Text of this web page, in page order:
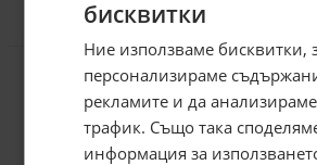
Отзиви към
КОМЕНТИРАЙ
бисквитки
Ние използваме бисквитки,
персонализираме
рекламите и да
трафик. Също така
информация за